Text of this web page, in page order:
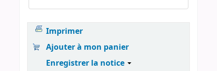
Imprimer
Ajouter à mon panier
Enregistrer la notice